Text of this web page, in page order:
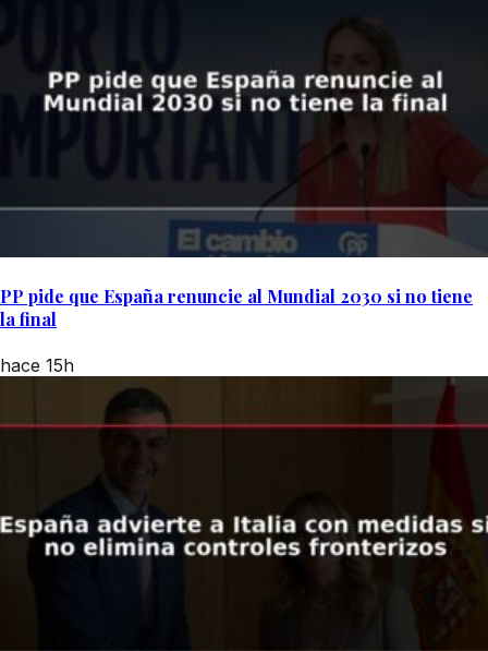
PP pide que España renuncie al Mundial 2030 si no tiene
la final
hace 15h